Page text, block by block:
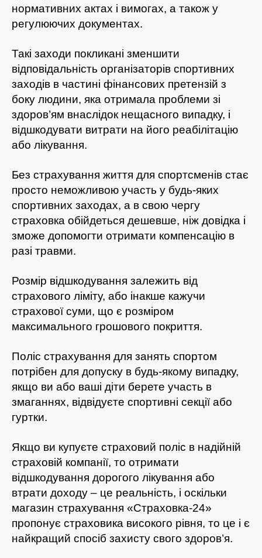
нормативних актах і вимогах, а також у
регулюючих документах.
Такі заходи покликані зменшити
відповідальність організаторів спортивних
заходів в частині фінансових претензій з
боку людини, яка отримала проблеми зі
здоров’ям внаслідок нещасного випадку, і
відшкодувати витрати на його реабілітацію
або лікування.
Без страхування життя для спортсменів стає
просто неможливою участь у будь-яких
спортивних заходах, а в свою чергу
страховка обійдеться дешевше, ніж довідка і
зможе допомогти отримати компенсацію в
разі травми.
Розмір відшкодування залежить від
страхового ліміту, або інакше кажучи
страхової суми, що є розміром
максимального грошового покриття.
Поліс страхування для занять спортом
потрібен для допуску в будь-якому випадку,
якщо ви або ваші діти берете участь в
змаганнях, відвідуєте спортивні секції або
гуртки.
Якщо ви купуєте страховий поліс в надійній
страховій компанії, то отримати
відшкодування дорогого лікування або
втрати доходу – це реальність, і оскільки
магазин страхування «Страховка-24»
пропонує страховика високого рівня, то це і є
найкращий спосіб захисту свого здоров’я.